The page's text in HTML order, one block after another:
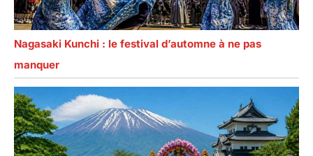
Nagasaki Kunchi : le festival d’automne à ne pas
manquer